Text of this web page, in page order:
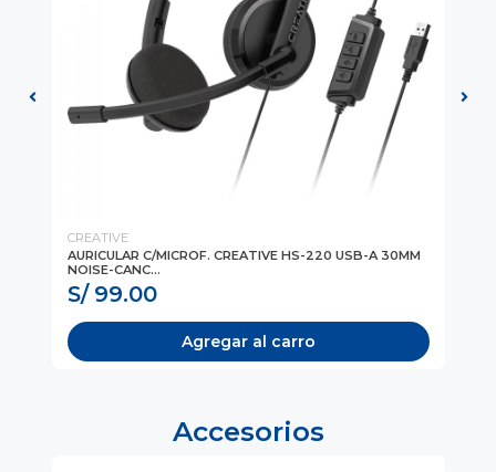
CREATIVE
AURICULAR C/MICROF. CREATIVE HS-220 USB-A 30MM
NOISE-CANC...
S/ 99.00
Agregar al carro
Accesorios